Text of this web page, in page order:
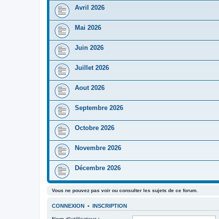
Avril 2026
Mai 2026
Juin 2026
Juillet 2026
Aout 2026
Septembre 2026
Octobre 2026
Novembre 2026
Décembre 2026
Vous ne pouvez pas voir ou consulter les sujets de ce forum.
CONNEXION • INSCRIPTION